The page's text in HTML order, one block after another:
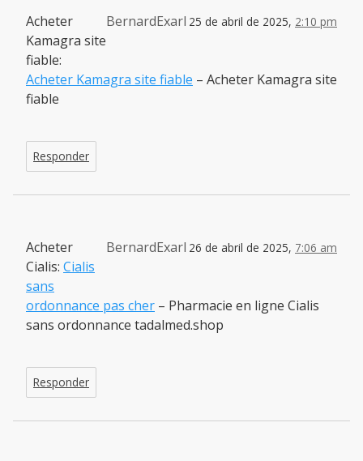
BernardExarl 25 de abril de 2025, 2:10 pm
Acheter
Kamagra site
fiable:
Acheter Kamagra site fiable – Acheter Kamagra site
fiable
Responder
BernardExarl 26 de abril de 2025, 7:06 am
Acheter
Cialis: Cialis
sans
ordonnance pas cher – Pharmacie en ligne Cialis
sans ordonnance tadalmed.shop
Responder